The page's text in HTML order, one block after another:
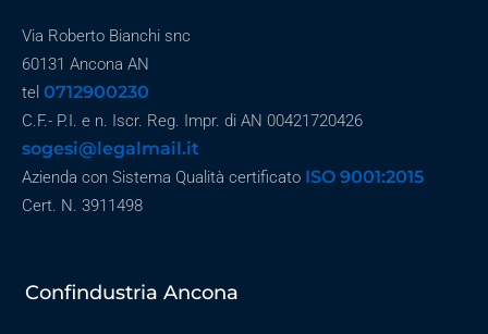
Via Roberto Bianchi snc
60131 Ancona AN
tel 0712900230
C.F.- P.I. e n. Iscr. Reg. Impr. di AN 00421720426
sogesi@legalmail.it
Azienda con Sistema Qualità certificato ISO 9001:2015
Cert. N. 3911498
Confindustria Ancona